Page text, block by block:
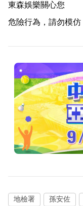
東森娛樂關心您
危險行為，請勿模仿
地檢署 孫安佐